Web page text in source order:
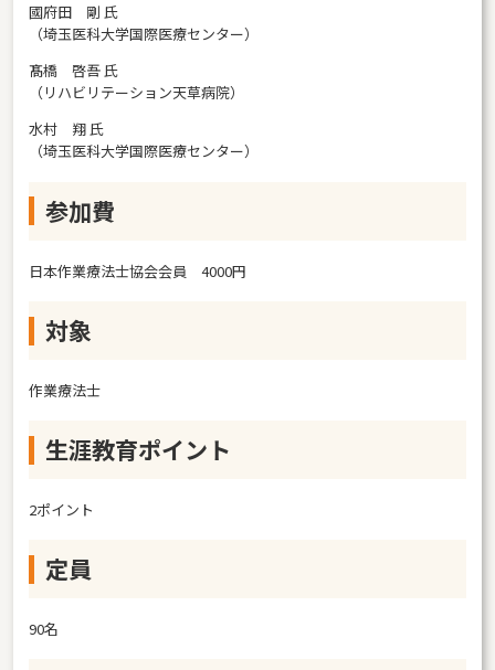
國府田 剛 氏
（埼玉医科大学国際医療センター）
髙橋 啓吾 氏
（リハビリテーション天草病院）
水村 翔 氏
（埼玉医科大学国際医療センター）
参加費
日本作業療法士協会会員 4000円
対象
作業療法士
生涯教育ポイント
2ポイント
定員
90名